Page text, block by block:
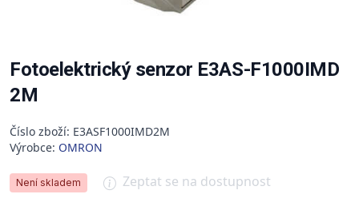
Fotoelektrický senzor E3AS-F1000IMD
2M
Číslo zboží: E3ASF1000IMD2M
Výrobce: OMRON
Není skladem Zeptat se na dostupnost